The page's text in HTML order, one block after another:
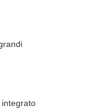
integrato